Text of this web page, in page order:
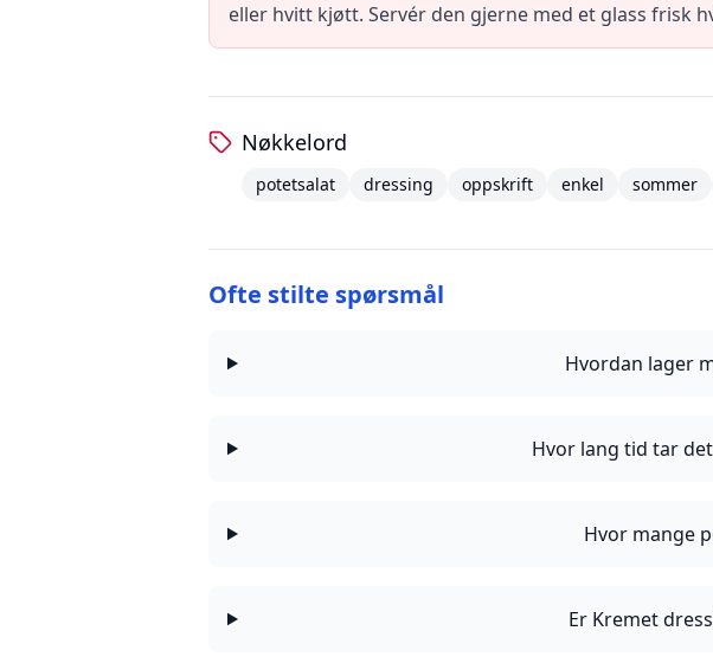
eller hvitt kjøtt. Servér den gjerne med et glass frisk
Nøkkelord
potetsalat dressing oppskrift enkel sommer
Ofte stilte spørsmål
Hvordan lager
Hvor lang tid tar
Hvor mange
Er Kremet